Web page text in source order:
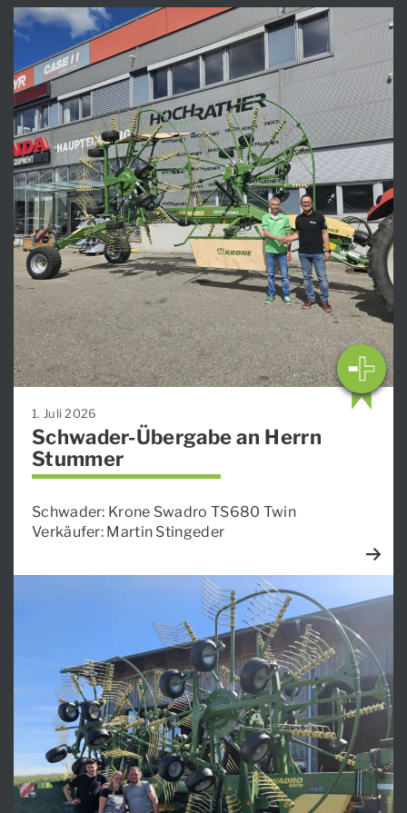
1. Juli 2026
Schwader-Übergabe an Herrn
Stummer
Schwader: Krone Swadro TS680 Twin
Verkäufer: Martin Stingeder